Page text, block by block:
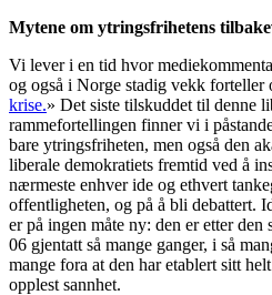
Mytene om ytringsfrihetens
Vi lever i en tid hvor
og også i Norge stadig vekk forteller
krise.» Det siste tilskuddet til denne
rammefortellingen finner vi i
bare ytringsfriheten, men også den
liberale demokratiets fremtid ved å
nærmeste enhver ide og ethvert
offentligheten, og på å bli debattert.
er på ingen måte ny: den er etter
06 gjentatt så mange ganger, i så
mange fora at den har etablert sitt
opplest sannhet.